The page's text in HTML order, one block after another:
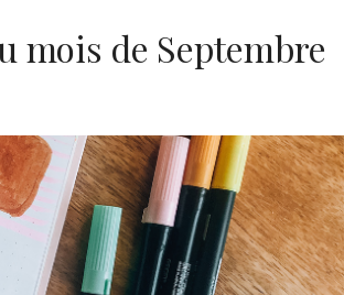
mois de Septembre